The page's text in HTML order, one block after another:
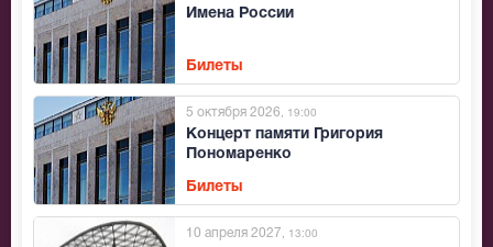
Имена России
Билеты
Концерт памяти Григория
Пономаренко
5 октября 2026 , 19:00
Билеты
10 апреля 2027 , 13:00